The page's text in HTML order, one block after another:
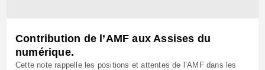
Contribution de l’AMF aux Assises du
numérique.
Cette note rappelle les positions et attentes de l’AMF dans les